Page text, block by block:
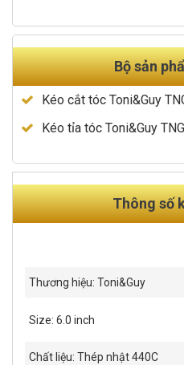
Bộ sản
Kéo cắt tóc Toni&Guy
Kéo tỉa tóc Toni&Guy
Thông số
Thương hiệu: Toni&Guy
Size: 6.0 inch
Chất liệu: Thép nhật 440C